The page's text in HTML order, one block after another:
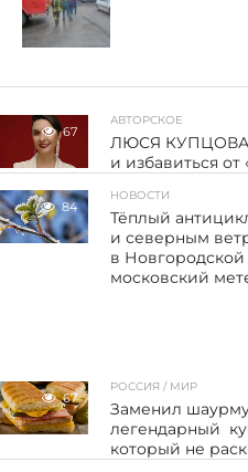
67
АВТОРСКОЕ
ЛЮСЯ КУПЦОВА.
и избавиться от
84
НОВОСТИ
Тёплый
и северным
в
московский
67
РОССИЯ / МИР
Заменил
легендарный
который не